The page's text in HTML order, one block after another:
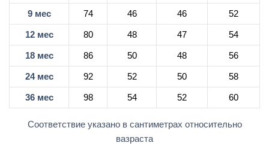
9 мес 74 46 46 52
12 мес 80 48 47 54
18 мес 86 50 48 56
24 мес 92 52 50 58
36 мес 98 54 52 60
Соответствие указано в сантиметрах относительно
вазраста